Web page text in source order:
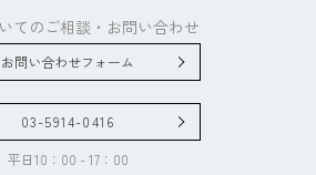
てのご相談・ お問い合わせ
お問い合わせフォーム
03-5914-0416
平日10：00 - 17：00